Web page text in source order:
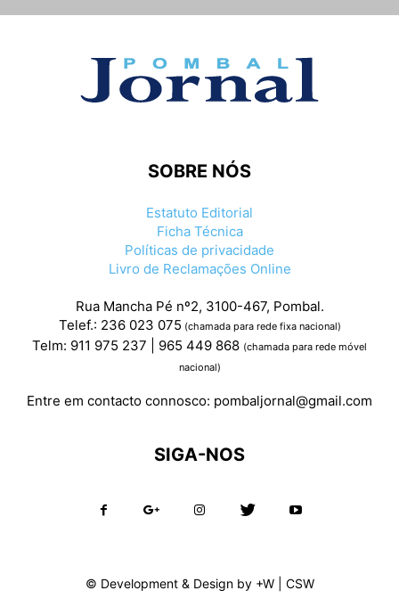
SOBRE NÓS
Estatuto Editorial
Ficha Técnica
Políticas de privacidade
Livro de Reclamações Online
Rua Mancha Pé nº2, 3100-467, Pombal.
Telef.: 236 023 075 (chamada para rede fixa nacional)
Telm: 911 975 237 | 965 449 868 (chamada para rede móvel
nacional)
Entre em contacto connosco: pombaljornal@gmail.com
SIGA-NOS
© Development & Design by +W| CSW